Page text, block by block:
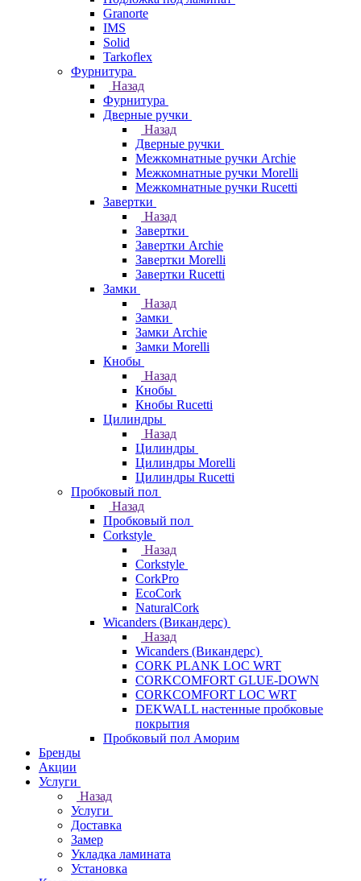
Granorte
IMS
Solid
Tarkoflex
Фурнитура
Назад
Фурнитура
Дверные ручки
Назад
Дверные ручки
Межкомнатные ручки Archie
Межкомнатные ручки Morelli
Межкомнатные ручки Rucetti
Завертки
Назад
Завертки
Завертки Archie
Завертки Morelli
Завертки Rucetti
Замки
Назад
Замки
Замки Archie
Замки Morelli
Кнобы
Назад
Кнобы
Кнобы Rucetti
Цилиндры
Назад
Цилиндры
Цилиндры Morelli
Цилиндры Rucetti
Пробковый пол
Назад
Пробковый пол
Corkstyle
Назад
Corkstyle
CorkPro
EcoCork
NaturalCork
Wicanders (Викандерс)
Назад
Wicanders (Викандерс)
CORK PLANK LOC WRT
CORKCOMFORT GLUE-DOWN
CORKCOMFORT LOC WRT
DEKWALL настенные пробковые
покрытия
Пробковый пол Аморим
Бренды
Акции
Услуги
Назад
Услуги
Доставка
Замер
Укладка ламината
Установка